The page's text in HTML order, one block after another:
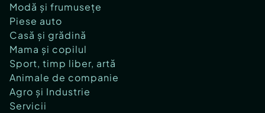
Modă și frumusețe
Piese auto
Casă și grădină
Mama și copilul
Sport, timp liber, artă
Animale de companie
Agro și Industrie
Servicii